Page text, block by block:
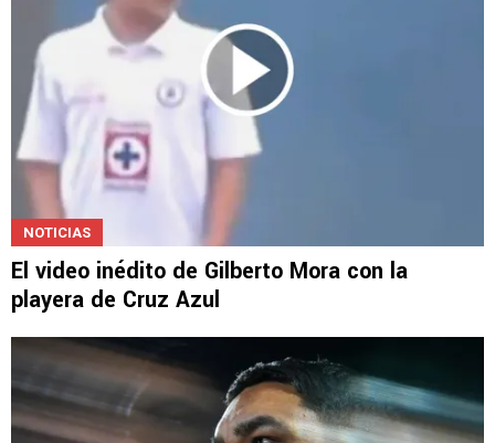
NOTICIAS
El video inédito de Gilberto Mora con la
playera de Cruz Azul